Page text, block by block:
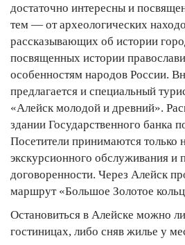
достаточно интересны и
тем — от археологических
рассказывающих об истории
посвященных истории
особенностям народов России.
предлагается и специальный
«Алейск молодой и древний».
здании Государственного банка
Посетители принимаются только
экскурсионного обслуживания и
договоренности. Через Алейск
маршрут «Большое Золотое
Остановиться в Алейске можно
гостиницах, либо сняв жилье у